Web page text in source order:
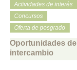
Actividades de interés
Concursos
Oferta de posgrado
Oportunidades de
intercambio